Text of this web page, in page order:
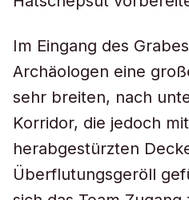
Im Eingang des
Archäologen eine
sehr breiten, nach
Korridor, die jedoch
herabgestürzten
Überflutungsgeröll